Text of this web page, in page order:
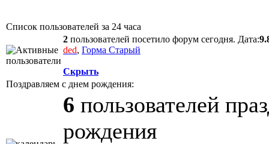
Список пользователей за 24 часа
2 пользователей посетило форум сегодня. Дата:
ded, Горма Старый
Скрыть
Поздравляем с днем рождения:
6 пользователей
рождения